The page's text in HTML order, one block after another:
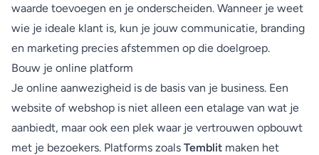
waarde toevoegen en je onderscheiden. Wanneer je weet
wie je ideale klant is, kun je jouw communicatie, branding
en marketing precies afstemmen op die doelgroep.
Bouw je online platform
Je online aanwezigheid is de basis van je business. Een
website of webshop is niet alleen een etalage van wat je
aanbiedt, maar ook een plek waar je vertrouwen opbouwt
met je bezoekers. Platforms zoals Temblit maken het